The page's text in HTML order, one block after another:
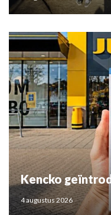
Kencko
4 augustus 2026